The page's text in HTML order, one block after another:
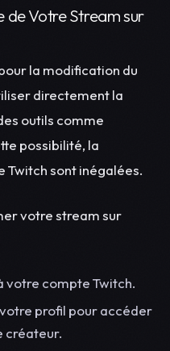
de Votre Stream sur
la modification du
directement la
outils comme
possibilité, la
Twitch sont inégalées.
votre stream sur
votre compte Twitch.
profil pour accéder
créateur.